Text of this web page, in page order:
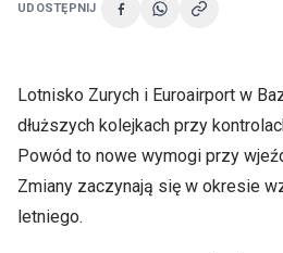
UDOSTĘPNIJ
Lotnisko Zurych i Euroairport w
dłuższych kolejkach przy
Powód to nowe wymogi przy
Zmiany zaczynają się w okresie
letniego.